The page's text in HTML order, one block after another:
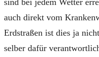
sind bei jedem Wetter
auch direkt vom
Erdstraßen ist dies ja
selber dafür